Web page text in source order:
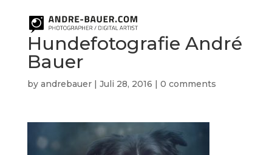
Hundefotografie André
Bauer
by andrebauer| Juli 28, 2016 | 0 comments